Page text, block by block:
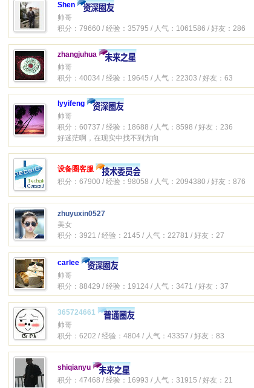
Shen
帅哥
积分：79660 / 经验：35795 / 人气：1061586 / 好友：286
zhangjuhua
帅哥
积分：40034 / 经验：19645 / 人气：22303 / 好友：63
lyyifeng
帅哥
积分：60737 / 经验：18688 / 人气：8598 / 好友：236
好迷茫啊，在现实中找不到方向
设备圈客服
积分：67900 / 经验：98058 / 人气：2094380 / 好友：876
zhuyuxin0527
美女
积分：3921 / 经验：2145 / 人气：22781 / 好友：27
carlee
帅哥
积分：88429 / 经验：19124 / 人气：3471 / 好友：37
365724661
帅哥
积分：6202 / 经验：4804 / 人气：43357 / 好友：83
shiqianyu
积分：47468 / 经验：16993 / 人气：31915 / 好友：21